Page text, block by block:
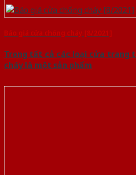
Báo giá cửa chống cháy [8/2021]
Trong tất cả các loại cửa trang
cháy là một sản phẩm